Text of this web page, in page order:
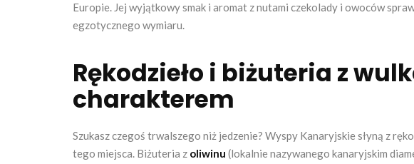
Europie. Jej wyjątkowy smak i aromat z nutami czekolady i owoców
egzotycznego wymiaru.
Rękodzieło i biżuteria z
charakterem
Szukasz czegoś trwalszego niż jedzenie? Wyspy Kanaryjskie słyną z
tego miejsca. Biżuteria z oliwinu (lokalnie nazywanego kanaryjskim